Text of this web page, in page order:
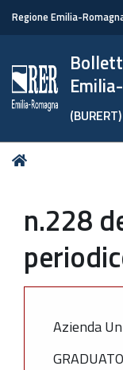
Regione Emilia-
(BURERT)
Tu
n.228
Azienda